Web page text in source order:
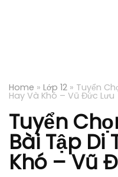
Home » Lớp 12 » Tuyển
Hay Và Khó – Vũ Đức Lưu
Tuyển
Bài Tập Di
Khó – Vũ